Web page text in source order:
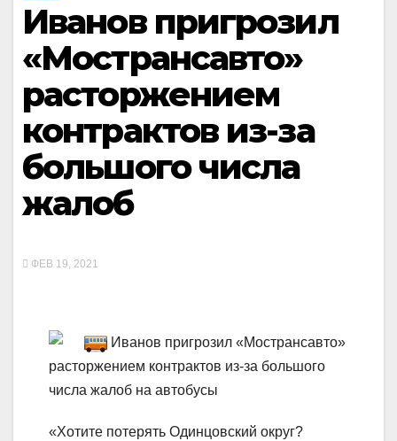
Иванов пригрозил
«Мострансавто»
расторжением
контрактов из-за
большого числа
жалоб
ФЕВ 19, 2021
Иванов пригрозил «Мострансавто»
расторжением контрактов из-за большого
числа жалоб на автобусы
«Хотите потерять Одинцовский округ?